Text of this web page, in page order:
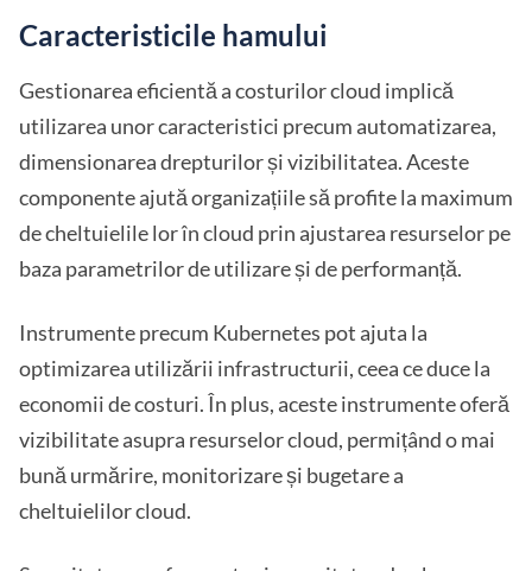
Caracteristicile hamului
Gestionarea eficientă a costurilor cloud implică
utilizarea unor caracteristici precum automatizarea,
dimensionarea drepturilor și vizibilitatea. Aceste
componente ajută organizațiile să profite la maximum
de cheltuielile lor în cloud prin ajustarea resurselor pe
baza parametrilor de utilizare și de performanță.
Instrumente precum Kubernetes pot ajuta la
optimizarea utilizării infrastructurii, ceea ce duce la
economii de costuri. În plus, aceste instrumente oferă
vizibilitate asupra resurselor cloud, permițând o mai
bună urmărire, monitorizare și bugetare a
cheltuielilor cloud.